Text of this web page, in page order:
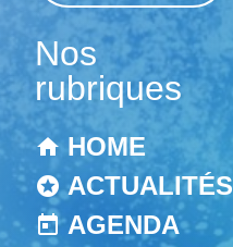
Nos
rubriques
HOME
ACTUALITÉS
AGENDA